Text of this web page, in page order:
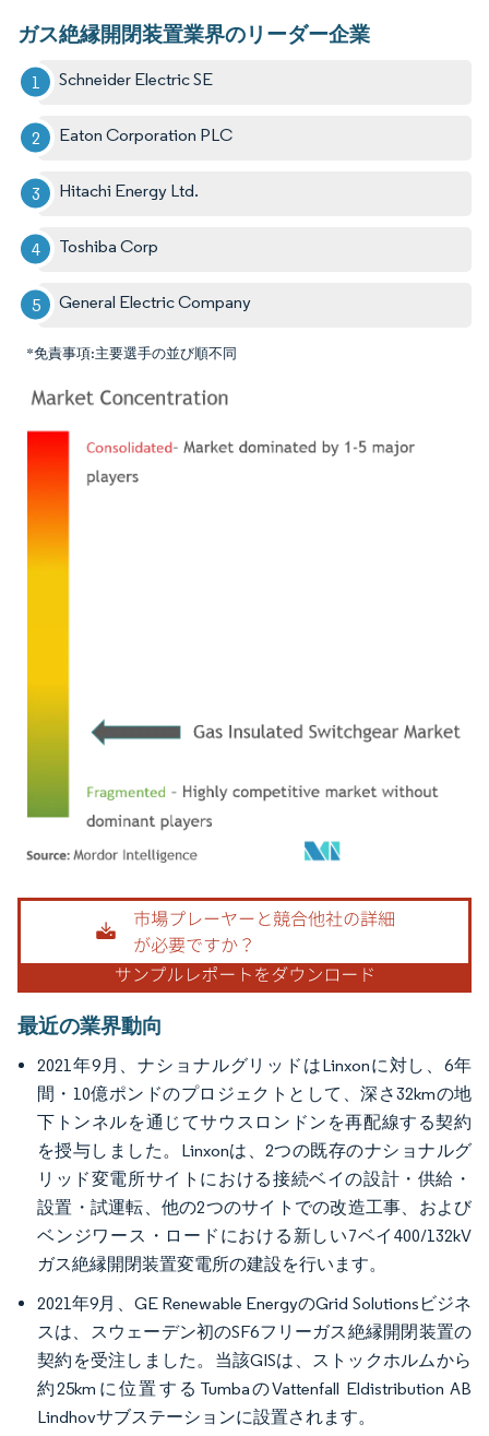
ガス絶縁開閉装置業界のリーダー企業
Schneider Electric SE
Eaton Corporation PLC
Hitachi Energy Ltd.
Toshiba Corp
General Electric Company
*免責事項:主要選手の並び順不同
画像 © Mordor Intelligence。再利用にはCC BY 4.0の表示が必要です。
最近の業界動向
2021年9月、ナショナルグリッドはLinxonに対し、6年
間・10億ポンドのプロジェクトとして、深さ32kmの地
下トンネルを通じてサウスロンドンを再配線する契約
を授与しました。Linxonは、2つの既存のナショナルグ
リッド変電所サイトにおける接続ベイの設計・供給・
設置・試運転、他の2つのサイトでの改造工事、および
ベンジワース・ロードにおける新しい7ベイ400/132kV
ガス絶縁開閉装置変電所の建設を行います。
2021年9月、GE Renewable EnergyのGrid Solutionsビジネ
スは、スウェーデン初のSF6フリーガス絶縁開閉装置の
契約を受注しました。当該GISは、ストックホルムから
約25kmに位置するTumbaのVattenfall Eldistribution AB
Lindhovサブステーションに設置されます。